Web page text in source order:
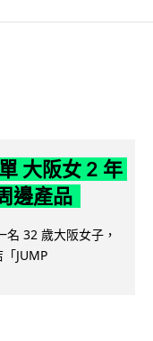
大阪女 2 年
邊產品
32 歲大阪女子，
JUMP